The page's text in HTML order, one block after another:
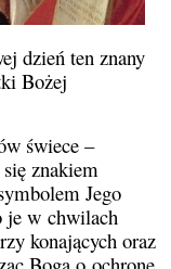
dzień ten znany
Bożej
świece –
znakiem
Jego
je w chwilach
konających oraz